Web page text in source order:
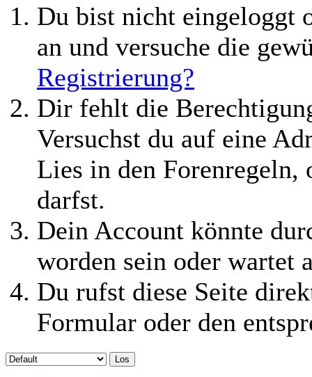
Du bist nicht eingeloggt
an und versuche die
Registrierung?
Dir fehlt die
Versuchst du auf eine
Lies in den Forenregeln,
darfst.
Dein Account könnte
worden sein oder wartet
Du rufst diese Seite
Formular oder den